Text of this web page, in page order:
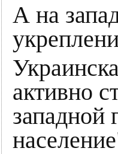
А на
активно
западной